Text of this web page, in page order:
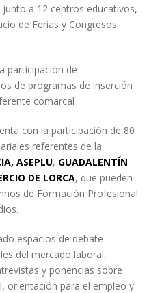
a 12 centros educativos,
de Ferias y Congresos
participación de
de programas de inserción
comarcal
con la participación de 80
referentes de la
ASEPLU, GUADALENTÍN
DE LORCA, que pueden
de Formación Profesional
espacios de debate
del mercado laboral,
y ponencias sobre
orientación para el empleo y